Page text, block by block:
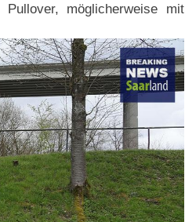
möglicherweise mit